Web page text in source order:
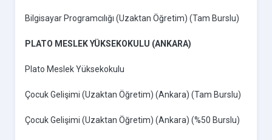
Bilgisayar Programcılığı (Uzaktan Öğretim) (Tam Burslu)
PLATO MESLEK YÜKSEKOKULU (ANKARA)
Plato Meslek Yüksekokulu
Çocuk Gelişimi (Uzaktan Öğretim) (Ankara) (Tam Burslu)
Çocuk Gelişimi (Uzaktan Öğretim) (Ankara) (%50 Burslu)